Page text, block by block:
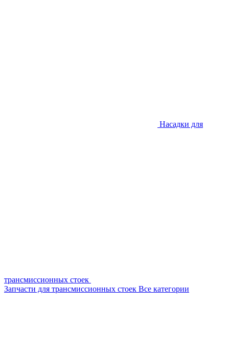
Насадки для
трансмиссионных стоек
Запчасти для трансмиссионных стоек Все категории